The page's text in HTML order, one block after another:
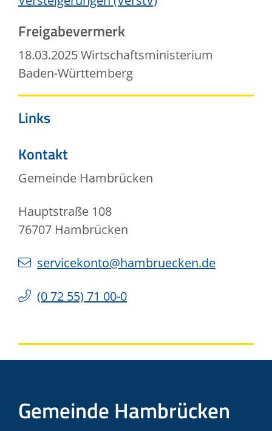
Freigabevermerk
18.03.2025 Wirtschaftsministerium
Baden-Württemberg
Links
Kontakt
Gemeinde Hambrücken
Hauptstraße 108
76707 Hambrücken
servicekonto@hambruecken.de
(072 55) 71 00-0
Gemeinde Hambrücken